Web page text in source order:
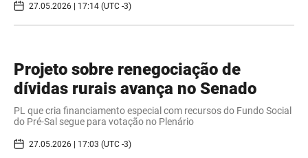
27.05.2026 | 17:14 (UTC -3)
Projeto sobre renegociação de
dívidas rurais avança no Senado
PL que cria financiamento especial com recursos do Fundo Social
do Pré-Sal segue para votação no Plenário
27.05.2026 | 17:03 (UTC -3)